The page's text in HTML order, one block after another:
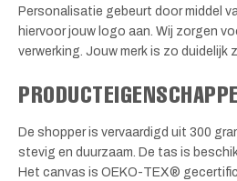
Personalisatie gebeurt door middel
hiervoor jouw logo aan. Wij zorgen
verwerking. Jouw merk is zo duidelijk
De shopper is vervaardigd uit 300
stevig en duurzaam. De tas is
Het canvas is OEKO-TEX®